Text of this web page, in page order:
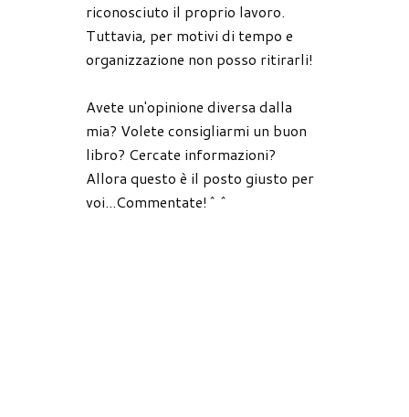
riconosciuto il proprio lavoro.
Tuttavia, per motivi di tempo e
organizzazione non posso ritirarli!
Avete un'opinione diversa dalla
mia? Volete consigliarmi un buon
libro? Cercate informazioni?
Allora questo è il posto giusto per
voi...Commentate!^^